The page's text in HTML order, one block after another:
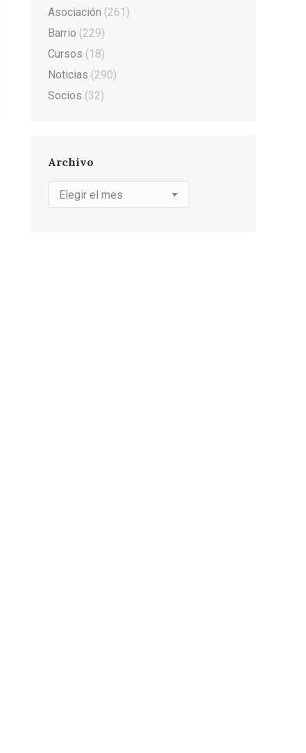
Asociación (261)
Barrio (229)
Cursos (18)
Noticias (290)
Socios (32)
Archivo
Archivo